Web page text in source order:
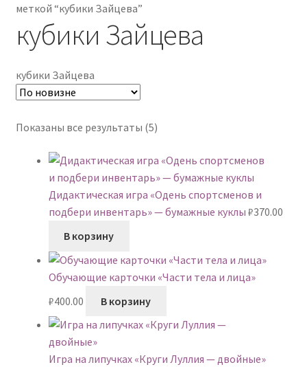
МЕТОДИКИ
АРТ СТУДИЯ
ИГРЫ НА ЛИПУЧКАХ
КОНТАКТЫ
меткой “кубики Зайцева”
кубики Зайцева
кубики Зайцева
Показаны все результаты (5)Сортировка:
недавние
Дидактическая игра «Одень спортсменов и
подбери инвентарь» — бумажные куклы ₽370.00
В корзину
Обучающие карточки «Части тела и лица»
₽400.00 В корзину
Игра на липучках «Круги Луллия — двойные»